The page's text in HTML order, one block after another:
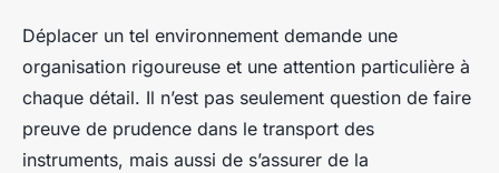
Déplacer un tel environnement demande une
organisation rigoureuse et une attention particulière à
chaque détail. Il n’est pas seulement question de faire
preuve de prudence dans le transport des
instruments, mais aussi de s’assurer de la